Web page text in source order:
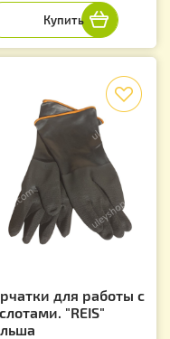
для работы с
"REIS"